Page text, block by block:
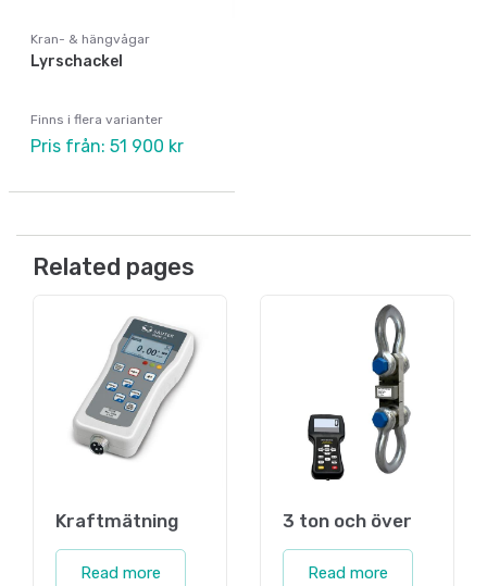
Kran- & hängvågar
Lyrschackel
Finns i flera varianter
Pris från: 51 900 kr
Related pages
Kraftmätning
Read more
3 ton och över
Read more